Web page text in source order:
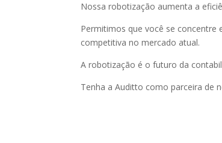
Nossa robotização aumenta a
Permitimos que você se concentre
competitiva no mercado atual.
A robotização é o futuro da
Tenha a Auditto como parceira de